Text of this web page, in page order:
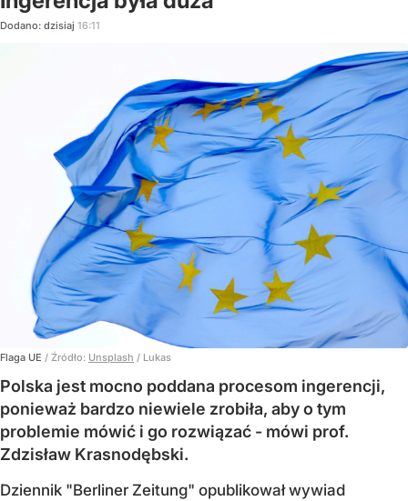
Dodano: dzisiaj 16:11
Flaga UE / Źródło: Unsplash / Lukas
Polska jest mocno poddana procesom ingerencji,
ponieważ bardzo niewiele zrobiła, aby o tym
problemie mówić i go rozwiązać - mówi prof.
Zdzisław Krasnodębski.
Dziennik "Berliner Zeitung" opublikował wywiad